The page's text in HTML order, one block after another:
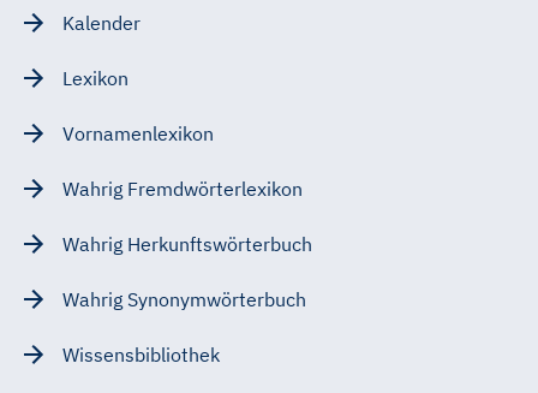
Kalender
Lexikon
Vornamenlexikon
Wahrig Fremdwörterlexikon
Wahrig Herkunftswörterbuch
Wahrig Synonymwörterbuch
Wissensbibliothek